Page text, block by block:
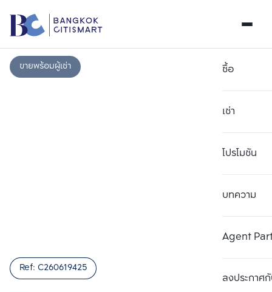
ซื้อ
เช่า
โปรโมชัน
บทความ
Agent
ลงประกาศกั
ขายพร้อมผู้เช่า
Ref: C260619425 เปรียบเทียบ